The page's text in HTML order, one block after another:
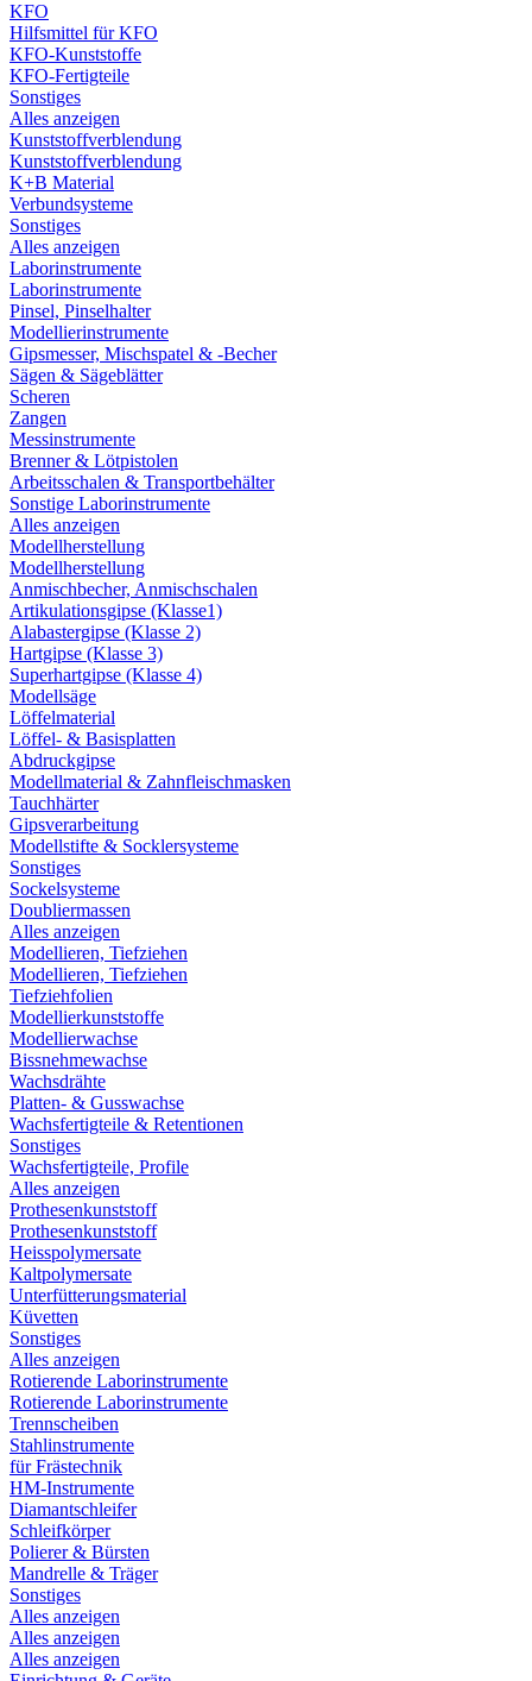
KFO
Hilfsmittel für KFO
KFO-Kunststoffe
KFO-Fertigteile
Sonstiges
Alles anzeigen
Kunststoffverblendung
Kunststoffverblendung
K+B Material
Verbundsysteme
Sonstiges
Alles anzeigen
Laborinstrumente
Laborinstrumente
Pinsel, Pinselhalter
Modellierinstrumente
Gipsmesser, Mischspatel & -Becher
Sägen & Sägeblätter
Scheren
Zangen
Messinstrumente
Brenner & Lötpistolen
Arbeitsschalen & Transportbehälter
Sonstige Laborinstrumente
Alles anzeigen
Modellherstellung
Modellherstellung
Anmischbecher, Anmischschalen
Artikulationsgipse (Klasse1)
Alabastergipse (Klasse 2)
Hartgipse (Klasse 3)
Superhartgipse (Klasse 4)
Modellsäge
Löffelmaterial
Löffel- & Basisplatten
Abdruckgipse
Modellmaterial & Zahnfleischmasken
Tauchhärter
Gipsverarbeitung
Modellstifte & Socklersysteme
Sonstiges
Sockelsysteme
Doubliermassen
Alles anzeigen
Modellieren, Tiefziehen
Modellieren, Tiefziehen
Tiefziehfolien
Modellierkunststoffe
Modellierwachse
Bissnehmewachse
Wachsdrähte
Platten- & Gusswachse
Wachsfertigteile & Retentionen
Sonstiges
Wachsfertigteile, Profile
Alles anzeigen
Prothesenkunststoff
Prothesenkunststoff
Heisspolymersate
Kaltpolymersate
Unterfütterungsmaterial
Küvetten
Sonstiges
Alles anzeigen
Rotierende Laborinstrumente
Rotierende Laborinstrumente
Trennscheiben
Stahlinstrumente
für Frästechnik
HM-Instrumente
Diamantschleifer
Schleifkörper
Polierer & Bürsten
Mandrelle & Träger
Sonstiges
Alles anzeigen
Alles anzeigen
Alles anzeigen